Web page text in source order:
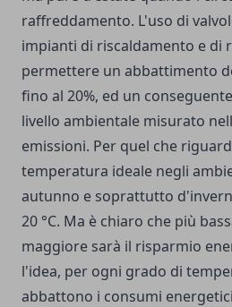
raffreddamento. L'uso di
impianti di riscaldamento e di
permettere un abbattimento
fino al 20%, ed un
livello ambientale misurato
emissioni. Per quel che
temperatura ideale negli
autunno e soprattutto
20 °C. Ma è chiaro che più
maggiore sarà il risparmio
l'idea, per ogni grado di
abbattono i consumi